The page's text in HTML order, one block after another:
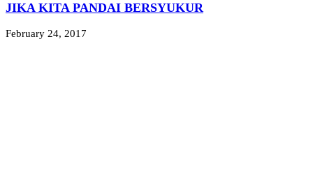
JIKA KITA PANDAI BERSYUKUR
February 24, 2017